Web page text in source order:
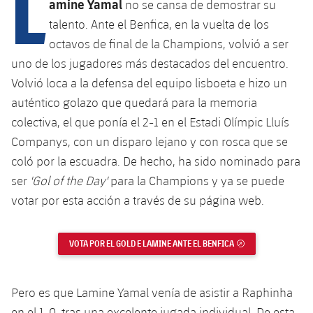
plusicon
más
Instalaciones
Spotify Camp Nou
Palau Blaugrana
Estadi Johan Cruyff
Barça Cafe
La Masia
plusicon
plusicon
más
SUB13
SUB12
SUB11 A
SUB11 B
SUB10 A
SUB10 B
SUB9 A
SUB8 A
SUB13 B
SUB12 C
SUB11 C
Gameday Shows
Resultados
Clasificación
Jugadores
Historia
Base
Barça Atlètic
Junior
Cadete A
Cadete B
Infantil A
Mini
Campus Verano
PLUSICON
MÁS
Primer Equipo
plusicon
más
Actualidad
Calendario
Entradas
Clasificaciones
Jugadores
Barça Atlètic
plusicon
más
Actualidad
Calendario
Clasificaciones
Jugadores
Base
plusicon
más
Actualidad
Juvenil
Cadete B
PLUSICON
MÁS
Primer equipo
plusicon
más
Calendario
Actualidad
amine Yamal no se cansa de demostrar su
talento. Ante el Benfica, en la vuelta de los
octavos de final de la Champions, volvió a ser
uno de los jugadores más destacados del encuentro.
Volvió loca a la defensa del equipo lisboeta e hizo un
auténtico golazo que quedará para la memoria
colectiva, el que ponía el 2-1 en el Estadi Olímpic Lluís
Companys, con un disparo lejano y con rosca que se
coló por la escuadra. De hecho, ha sido nominado para
ser 'Gol of the Day'para la Champions y ya se puede
votar por esta acción a través de su página web.
VOTA POR EL GOLD E LAMINE ANTE EL BENFICA ENLACE EXTERNO
Pero es que Lamine Yamal venía de asistir a Raphinha